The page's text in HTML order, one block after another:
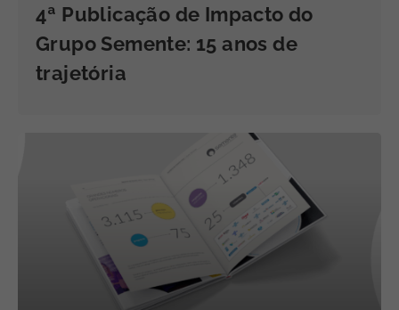
4ª Publicação de Impacto do
Grupo Semente: 15 anos de
trajetória